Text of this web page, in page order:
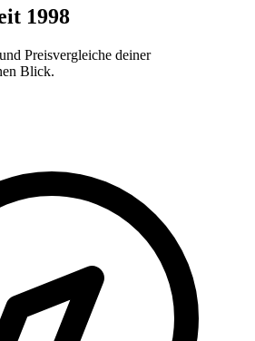
1998
Preisvergleiche deiner
Blick.